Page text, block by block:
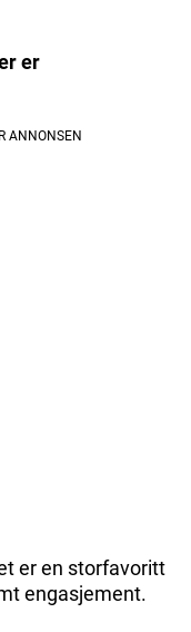
er
er en storfavoritt
engasjement.